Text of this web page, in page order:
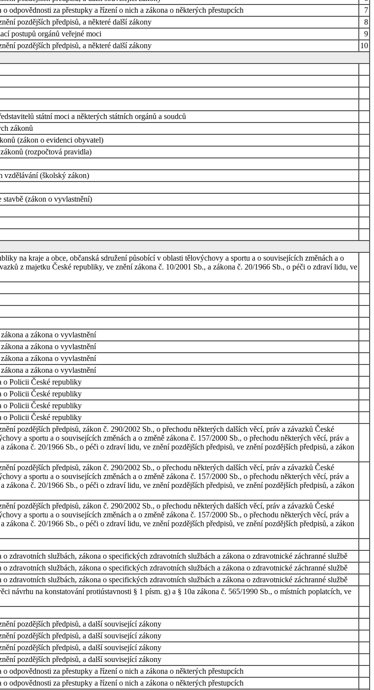
odpovědnosti za přestupky a řízení o nich a zákona o některých přestupcích
7
pozdějších předpisů, a některé další zákony
8
postupů orgánů veřejné moci
9
pozdějších předpisů, a některé další zákony
10
státní moci a některých státních orgánů a soudců
zákonů
(zákon o evidenci obyvatel)
(rozpočtová pravidla)
vzdělávání (školský zákon)
stavbě (zákon o vyvlastnění)
na kraje a obce, občanská sdružení působící v oblasti tělovýchovy a sportu a o souvisejících změnách a o
z majetku České republiky, ve znění zákona č. 10/2001 Sb., a zákona č. 20/1966 Sb., o péči o zdraví lidu, ve
a zákona o vyvlastnění
a zákona o vyvlastnění
a zákona o vyvlastnění
a zákona o vyvlastnění
o Policii České republiky
o Policii České republiky
o Policii České republiky
o Policii České republiky
pozdějších předpisů, zákon č. 290/2002 Sb., o přechodu některých dalších věcí, práv a závazků České
a sportu a o souvisejících změnách a o změně zákona č. 157/2000 Sb., o přechodu některých věcí, práv a
č. 20/1966 Sb., o péči o zdraví lidu, ve znění pozdějších předpisů, ve znění pozdějších předpisů, a zákon
pozdějších předpisů, zákon č. 290/2002 Sb., o přechodu některých dalších věcí, práv a závazků České
a sportu a o souvisejících změnách a o změně zákona č. 157/2000 Sb., o přechodu některých věcí, práv a
č. 20/1966 Sb., o péči o zdraví lidu, ve znění pozdějších předpisů, ve znění pozdějších předpisů, a zákon
pozdějších předpisů, zákon č. 290/2002 Sb., o přechodu některých dalších věcí, práv a závazků České
a sportu a o souvisejících změnách a o změně zákona č. 157/2000 Sb., o přechodu některých věcí, práv a
č. 20/1966 Sb., o péči o zdraví lidu, ve znění pozdějších předpisů, ve znění pozdějších předpisů, a zákon
zdravotních službách, zákona o specifických zdravotních službách a zákona o zdravotnické záchranné službě
zdravotních službách, zákona o specifických zdravotních službách a zákona o zdravotnické záchranné službě
zdravotních službách, zákona o specifických zdravotních službách a zákona o zdravotnické záchranné službě
návrhu na konstatování protiústavnosti § 1 písm. g) a § 10a zákona č. 565/1990 Sb., o místních poplatcích, ve
pozdějších předpisů, a další související zákony
pozdějších předpisů, a další související zákony
pozdějších předpisů, a další související zákony
pozdějších předpisů, a další související zákony
odpovědnosti za přestupky a řízení o nich a zákona o některých přestupcích
odpovědnosti za přestupky a řízení o nich a zákona o některých přestupcích